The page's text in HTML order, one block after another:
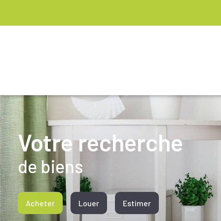
Votre recherche
de biens
Acheter Louer Estimer